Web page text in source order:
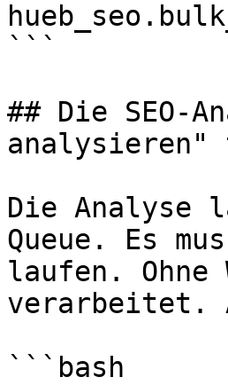
```
## Die SEO-
Die Analyse
Queue. Es
laufen.
verarbeitet.
```bash